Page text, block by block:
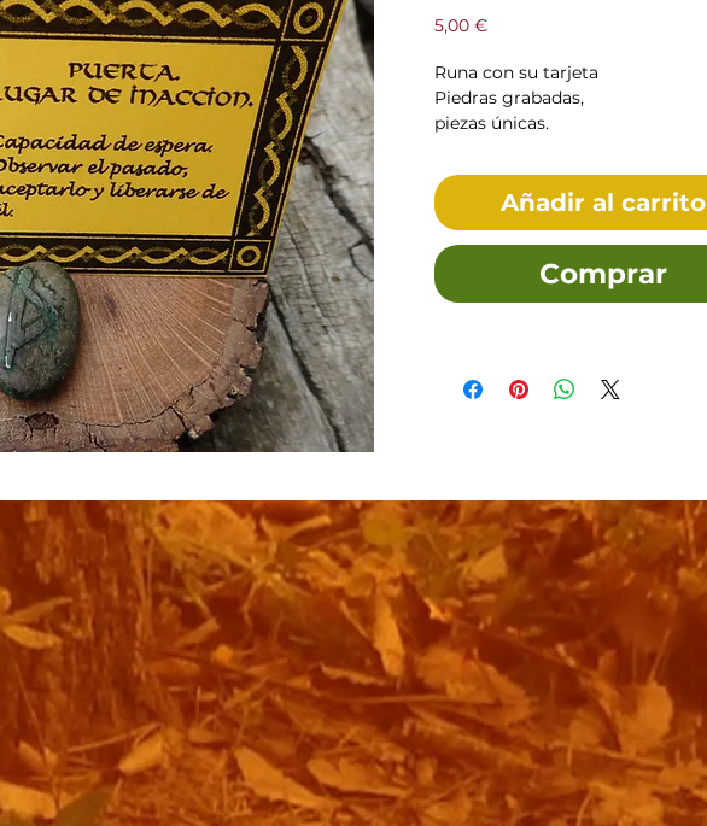
5,00 €Precio
Runa con su tarjeta
Piedras grabadas,
piezas únicas.
Añadir al carrito
Comprar